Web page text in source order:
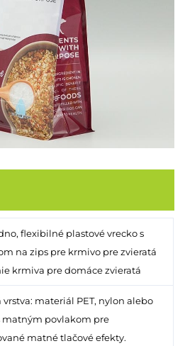
flexibilné plastové vrecko s
na zips pre krmivo pre zvieratá
krmiva pre domáce zvieratá
vrstva: materiál PET, nylon alebo
matným povlakom pre
matné tlačové efekty.